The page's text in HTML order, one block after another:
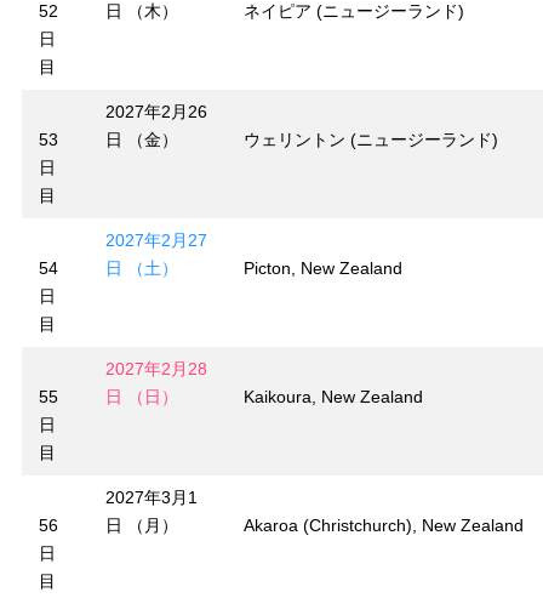
52
日
目
日 （木）
ネイピア (ニュージーランド)
53
日
目
2027年2月26
日 （金）
ウェリントン (ニュージーランド)
54
日
目
2027年2月27
日 （土）
Picton, New Zealand
55
日
目
2027年2月28
日 （日）
Kaikoura, New Zealand
56
日
目
2027年3月1
日 （月）
Akaroa (Christchurch), New Zealand